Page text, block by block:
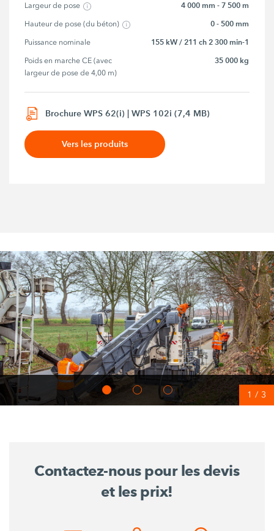
Largeur de pose 4 000 mm - 7 500 m
Hauteur de pose (du béton) 0 - 500 mm
Puissance nominale 155 kW / 211 ch 2 300 min-1
Poids en marche CE (avec
largeur de pose de 4,00 m)
35 000 kg
Brochure WPS 62(i) | WPS 102i (7,4 MB)
Vers les produits
1 / 3
Contactez-nous pour les devis
et les prix!